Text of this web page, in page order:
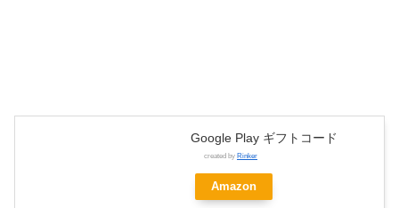
Google Play ギフトコード
created by Rinker
Amazon